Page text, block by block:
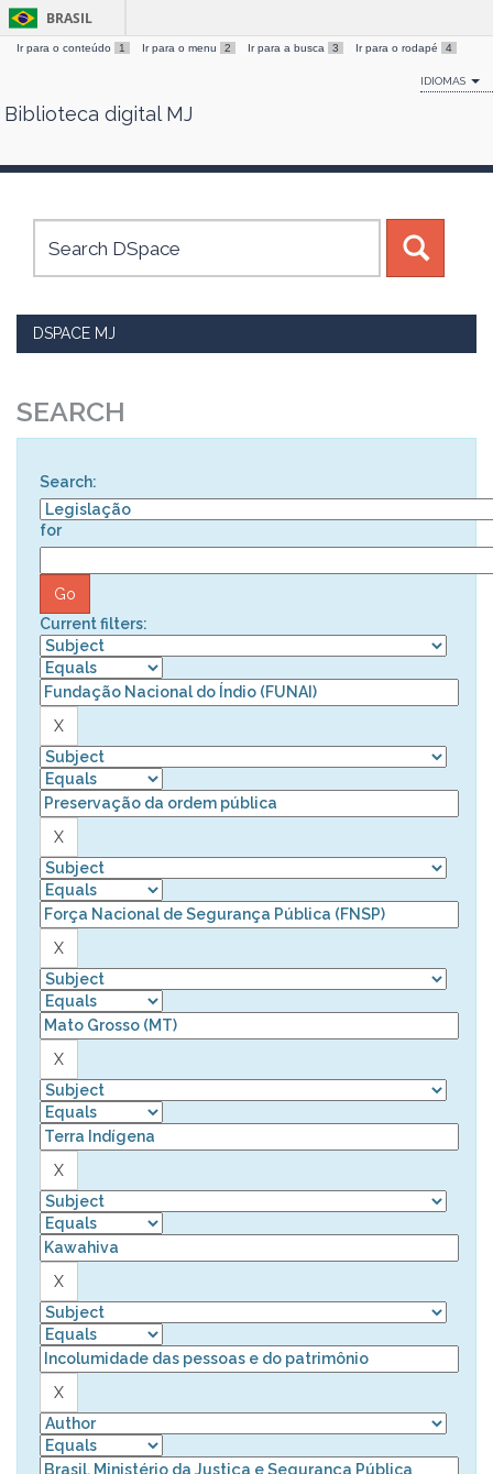
Skip
BRASIL
Ir para o conteúdo 1 Ir para o menu 2 Ir para a busca 3 Ir para o rodapé 4
IDIOMAS
Biblioteca digital MJ
DSPACE MJ
SEARCH
Search:
for
Current filters: